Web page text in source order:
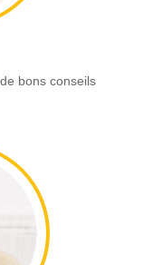
bons conseils